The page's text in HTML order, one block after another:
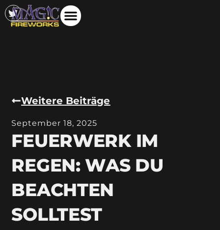
Weitere Beiträge
September 18, 2025
FEUERWERK IM
REGEN: WAS DU
BEACHTEN
SOLLTEST